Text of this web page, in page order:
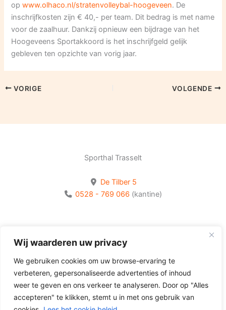
Wij waarderen uw privacy
We gebruiken cookies om uw browse-ervaring te
verbeteren, gepersonaliseerde advertenties of inhoud
weer te geven en ons verkeer te analyseren. Door op "Alles
accepteren" te klikken, stemt u in met ons gebruik van
opwww.olhaco.nl/stratenvolleybal-hoogeveen. De
inschrijfkosten zijn € 40,- per team. Dit bedrag is met name
voor de zaalhuur. Dankzij opnieuw een bijdrage van het
Hoogeveens Sportakkoord is het inschrijfgeld gelijk
gebleven ten opzichte van vorig jaar.
VORIGE VOLGENDE
Sporthal Trasselt
De Tilber 5
0528 - 769 066 (kantine)
Volg Olhaco op Facebook
Volg Olhaco op Instagram
Volg Olhaco op Youtube